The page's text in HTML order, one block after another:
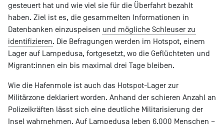
gesteuert hat und wie viel sie für die Überfahrt bezahlt
haben. Ziel ist es, die gesammelten Informationen in
Datenbanken einzuspeisen und mögliche Schleuser zu
identifizieren. Die Befragungen werden im Hotspot, einem
Lager auf Lampedusa, fortgesetzt, wo die Geflüchteten und
Migrant:innen ein bis maximal drei Tage bleiben.
Wie die Hafenmole ist auch das Hotspot-Lager zur
Militärzone deklariert worden. Anhand der schieren Anzahl an
Polizeikräften lässt sich eine deutliche Militarisierung der
Insel wahrnehmen. Auf Lampedusa leben 6.000 Menschen –